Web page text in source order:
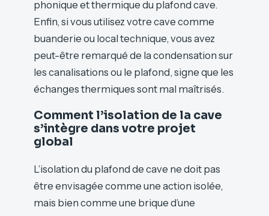
phonique et thermique du plafond cave.
Enfin, si vous utilisez votre cave comme
buanderie ou local technique, vous avez
peut-être remarqué de la condensation sur
les canalisations ou le plafond, signe que les
échanges thermiques sont mal maîtrisés.
Comment l’isolation de la cave
s’intègre dans votre projet
global
L’isolation du plafond de cave ne doit pas
être envisagée comme une action isolée,
mais bien comme une brique d’une